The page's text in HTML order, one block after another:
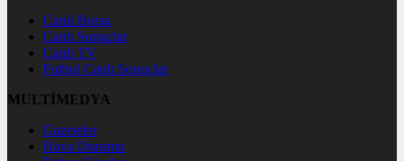
Canlı Borsa
Canlı Sonuçlar
Canlı TV
Futbol Canlı Sonuçlar
MULTİMEDYA
Gazeteler
Hava Durumu